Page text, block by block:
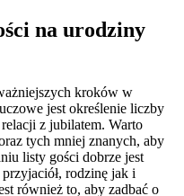
na urodziny
kroków w
jest określenie liczby
z jubilatem. Warto
tych mniej znanych, aby
listy gości dobrze jest
rodzinę jak i
również to, aby zadbać o